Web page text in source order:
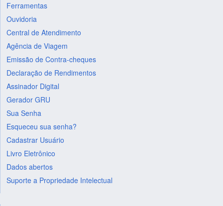
Ferramentas
Ouvidoria
Central de Atendimento
Agência de Viagem
Emissão de Contra-cheques
Declaração de Rendimentos
Assinador Digital
Gerador GRU
Sua Senha
Esqueceu sua senha?
Cadastrar Usuário
Livro Eletrônico
Dados abertos
Suporte a Propriedade Intelectual